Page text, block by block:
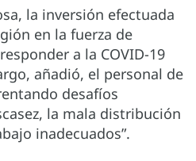
la inversión efectuada
en la fuerza de
a la COVID-19
añadió, el personal de
desafíos
la mala distribución
inadecuados”.